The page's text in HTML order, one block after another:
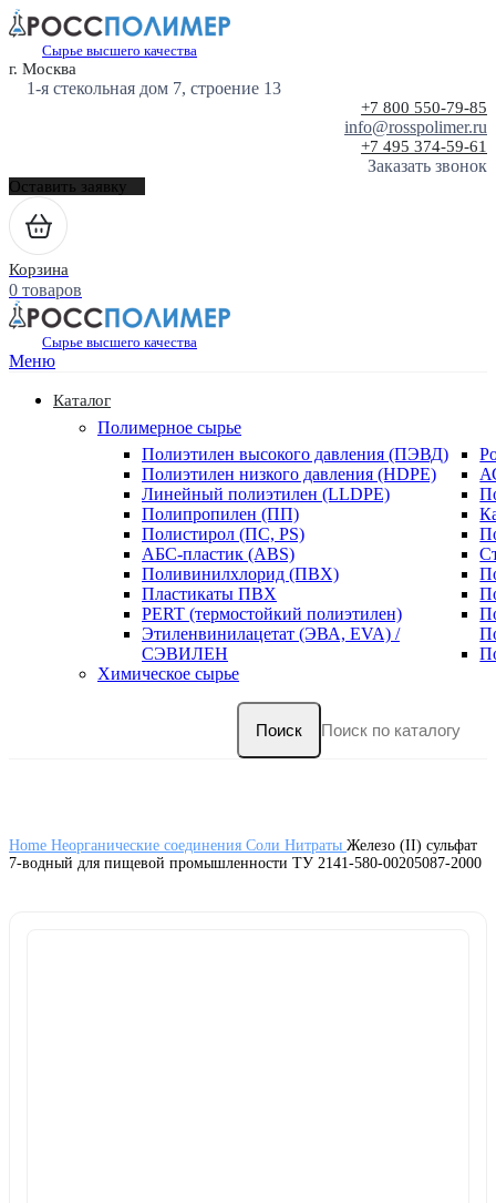
Сырье высшего качества
г. Москва
1-я стекольная дом 7, строение 13
+7 800 550-79-85
info@rosspolimer.ru
+7 495 374-59-61
Заказать звонок
Оставить заявку
Корзина
0 товаров
Сырье высшего качества
Меню
Каталог
Полимерное сырье
Полиэтилен высокого давления (ПЭВД)
Полиэтилен низкого давления (HDPE)
Линейный полиэтилен (LLDPE)
Полипропилен (ПП)
Полистирол (ПС, PS)
АБС-пластик (ABS)
Поливинилхлорид (ПВХ)
Пластикаты ПВХ
PERT (термостойкий полиэтилен)
Этиленвинилацетат (ЭВА, EVA) /
СЭВИЛЕН
Химическое сырье
Поиск
Home Неорганические соединения Соли Нитраты Железо (II) сульфат
7-водный для пищевой промышленности ТУ 2141-580-00205087-2000